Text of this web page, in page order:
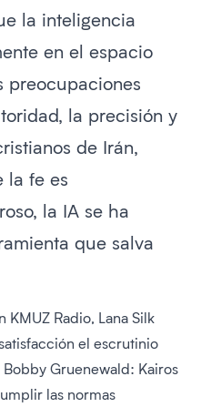
la inteligencia
en el espacio
preocupaciones
la precisión y
de Irán,
la fe es
la IA se ha
que salva
KMUZ Radio, Lana Silk
el escrutinio
Gruenewald: Kairos
las normas